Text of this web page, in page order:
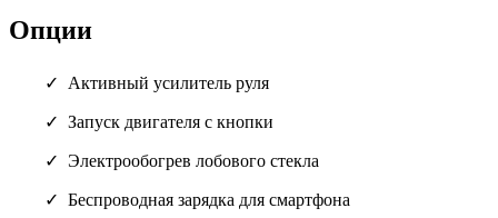
Опции
Активный усилитель руля
Запуск двигателя с кнопки
Электрообогрев лобового стекла
Беспроводная зарядка для смартфона